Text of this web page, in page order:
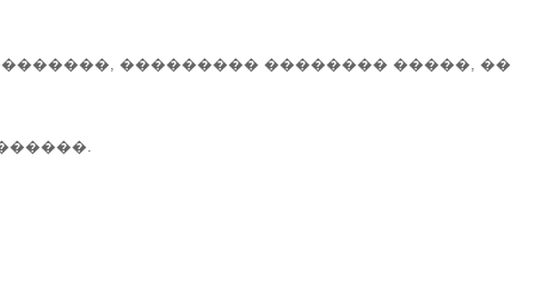
��������� �������� �����, ��